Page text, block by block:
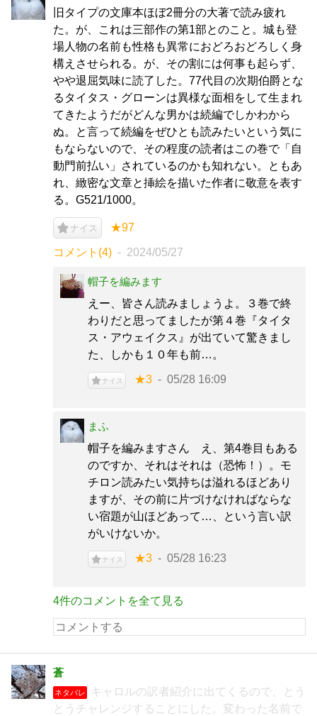
旧タイプの文庫本ほぼ2冊分の大著で読み疲れ
た。が、これは三部作の第1部とのこと。城も登
場人物の名前も性格も異常におどろおどろしく身
構えさせられる。が、その割には何事も起らず、
やや退屈気味に読了した。77代目の次期伯爵とな
るタイタス・グローンは異様な面相をして生まれ
てきたようだがどんな男かは続編でしかわから
ぬ。と言って続編をぜひとも読みたいという気に
もならないので、その程度の読者はこの巻で「自
動門前払い」されているのかも知れない。ともあ
れ、緻密な文章と挿絵を描いた作者に敬意を表す
る。G521/1000。
ナイス ★97
コメント(4) 2024/05/27
帽子を編みます
えー、皆さん読みましょうよ。３巻で終
わりだと思ってましたが第４巻『タイタ
ス・アウェイクス』が出ていて驚きまし
た、しかも１０年も前…。
ナイス ★3 05/28 16:09
まふ
帽子を編みますさん え、第4巻目もある
のですか、それはそれは（恐怖！）。モ
チロン読みたい気持ちは溢れるほどあり
ますが、その前に片づけなければならな
い宿題が山ほどあって…、という言い訳
がいけないか。
ナイス ★3 05/28 16:23
4件のコメントを全て見る
蒼
ネタバレ
キャロルの訳者紹介に出てくるので、とう
とうチャレンジすることにした。変わった名前で